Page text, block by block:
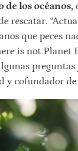
de los océanos,
rescatar.
que peces
is not
y cofundador de